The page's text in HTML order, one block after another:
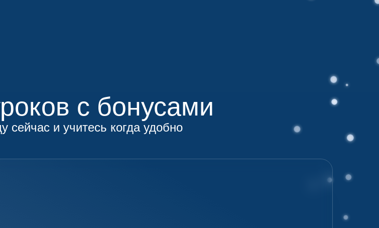
с бонусами
сейчас и учитесь когда удобно